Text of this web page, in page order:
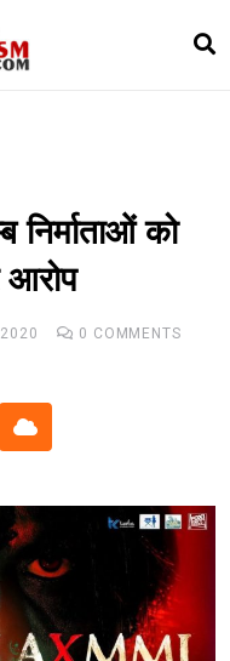
निर्माताओं को
आरोप
0 COMMENTS
Cloud